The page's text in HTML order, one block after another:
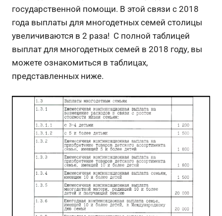
государственной помощи. В этой связи с 2018
года выплаты для многодетных семей столицы
увеличиваются в 2 раза! С полной таблицей
выплат для многодетных семей в 2018 году, вы
можете ознакомиться в таблицах,
представленных ниже.